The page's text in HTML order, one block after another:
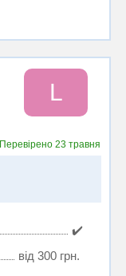
L
Перевірено23 травня
✔️
від 300 грн.